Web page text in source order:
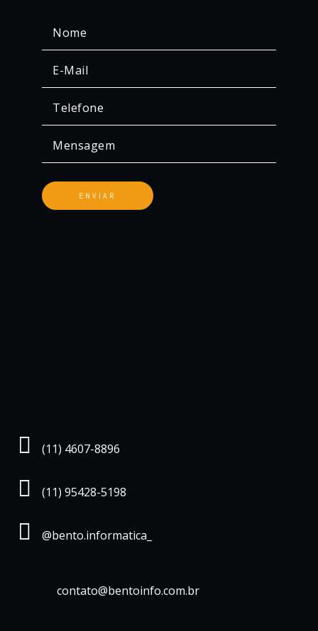
(11) 4607-8896
(11) 95428-5198
@bento.informatica_
contato@bentoinfo.com.br